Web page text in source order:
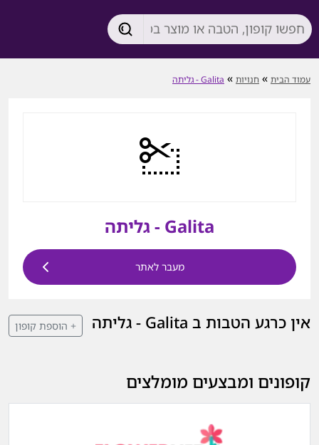
עמוד הבית » חנויות » Galita - גליתה
Galita - גליתה
מעבר לאתר
אין כרגע הטבות ב Galita - גליתה + הוספת קופון
קופונים ומבצעים מומלצים